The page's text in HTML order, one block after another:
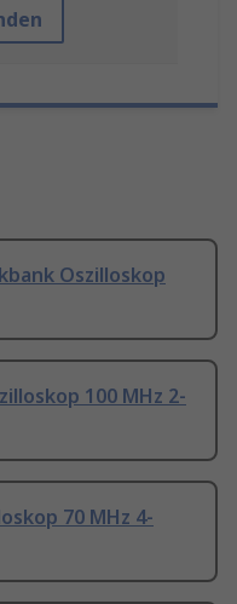
Oszilloskop
100 MHz 2-
70 MHz 4-